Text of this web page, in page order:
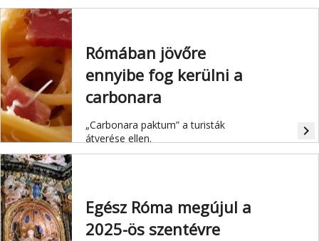
Rómában jövőre
ennyibe fog kerülni a
carbonara
„Carbonara paktum” a turisták
átverése ellen.
navigate_next
Egész Róma megújul a
2025-ös szentévre